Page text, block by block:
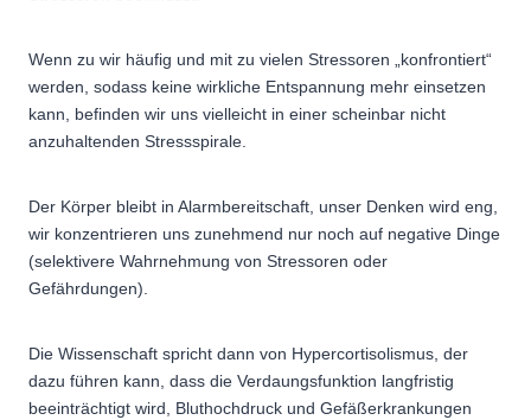
Wenn zu wir häufig und mit zu vielen Stressoren „konfrontiert“
werden, sodass keine wirkliche Entspannung mehr einsetzen
kann, befinden wir uns vielleicht in einer scheinbar nicht
anzuhaltenden Stressspirale.
Der Körper bleibt in Alarmbereitschaft, unser Denken wird eng,
wir konzentrieren uns zunehmend nur noch auf negative Dinge
(selektivere Wahrnehmung von Stressoren oder
Gefährdungen).
Die Wissenschaft spricht dann von Hypercortisolismus, der
dazu führen kann, dass die Verdaungsfunktion langfristig
beeinträchtigt wird, Bluthochdruck und Gefäßerkrankungen